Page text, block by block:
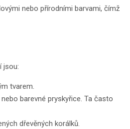
nebo přírodními barvami, čímž
jsou:
tvarem.
barevné pryskyřice. Ta často
dřevěných korálků.